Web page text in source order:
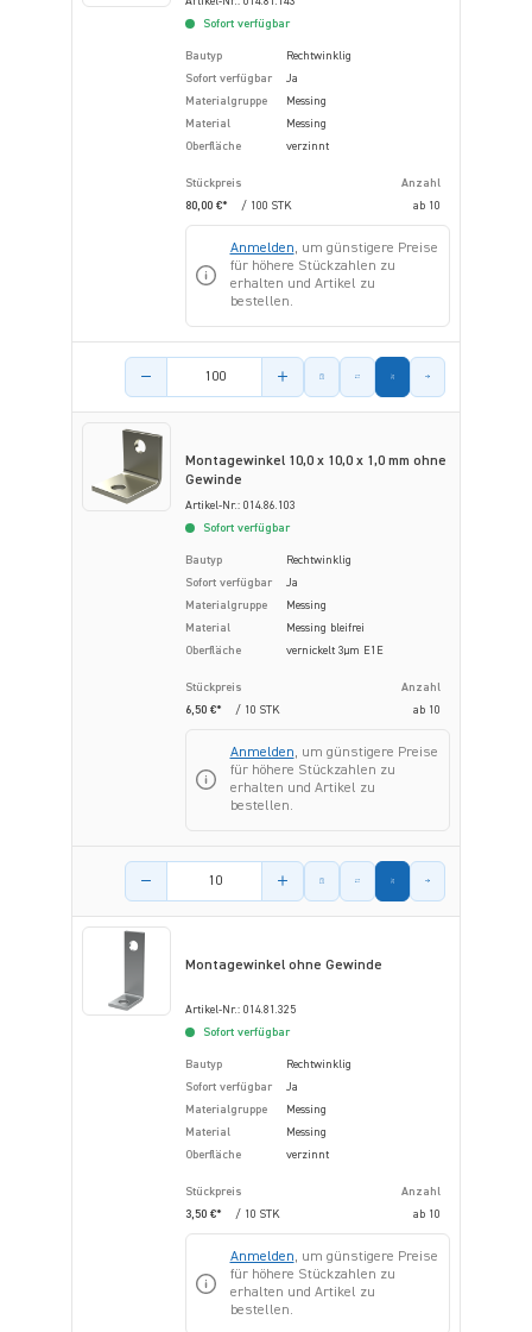
Sofort verfügbar
Bautyp
Rechtwinklig
Sofort verfügbar
Ja
Materialgruppe
Messing
Material
Messing
Oberfläche
verzinnt
Stückpreis
Anzahl
80,00 €*
/ 100 STK ab 10
Anmelden, um günstigere Preise
für höhere Stückzahlen zu
erhalten und Artikel zu
bestellen.
Menge des Artikels
Montagewinkel 10,0 x 10,0 x 1,0 mm ohne
Gewinde
Artikel-Nr.: 014.86.103
Sofort verfügbar
Bautyp
Rechtwinklig
Sofort verfügbar
Ja
Materialgruppe
Messing
Material
Messing bleifrei
Oberfläche
vernickelt 3µm E1E
Stückpreis
Anzahl
6,50 €*
/ 10 STK ab 10
Anmelden, um günstigere Preise
für höhere Stückzahlen zu
erhalten und Artikel zu
bestellen.
Menge des Artikels
Montagewinkel ohne Gewinde
Artikel-Nr.: 014.81.325
Sofort verfügbar
Bautyp
Rechtwinklig
Sofort verfügbar
Ja
Materialgruppe
Messing
Material
Messing
Oberfläche
verzinnt
Stückpreis
Anzahl
3,50 €*
/ 10 STK ab 10
Anmelden, um günstigere Preise
für höhere Stückzahlen zu
erhalten und Artikel zu
bestellen.